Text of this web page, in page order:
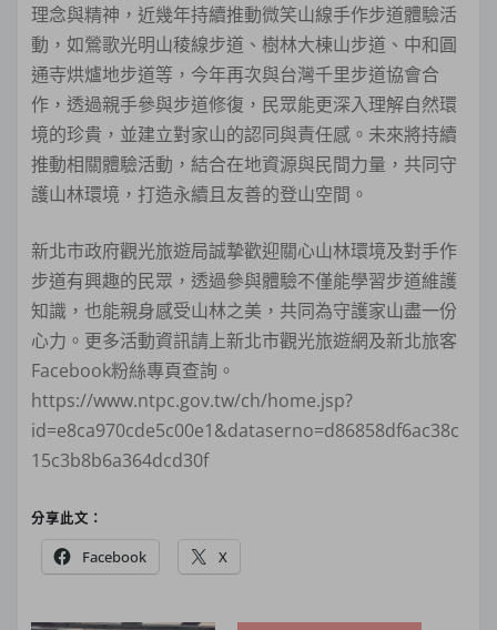
理念與精神，近幾年持續推動微笑山線手作步道體驗活
動，如鶯歌光明山稜線步道、樹林大棟山步道、中和圓
通寺烘爐地步道等，今年再次與台灣千里步道協會合
作，透過親手參與步道修復，民眾能更深入理解自然環
境的珍貴，並建立對家山的認同與責任感。未來將持續
推動相關體驗活動，結合在地資源與民間力量，共同守
護山林環境，打造永續且友善的登山空間。
新北市政府觀光旅遊局誠摯歡迎關心山林環境及對手作
步道有興趣的民眾，透過參與體驗不僅能學習步道維護
知識，也能親身感受山林之美，共同為守護家山盡一份
心力。更多活動資訊請上新北市觀光旅遊網及新北旅客
Facebook粉絲專頁查詢。
https://www.ntpc.gov.tw/ch/home.jsp?
id=e8ca970cde5c00e1&dataserno=d86858df6ac38c
15c3b8b6a364dcd30f
分享此文：
Facebook X